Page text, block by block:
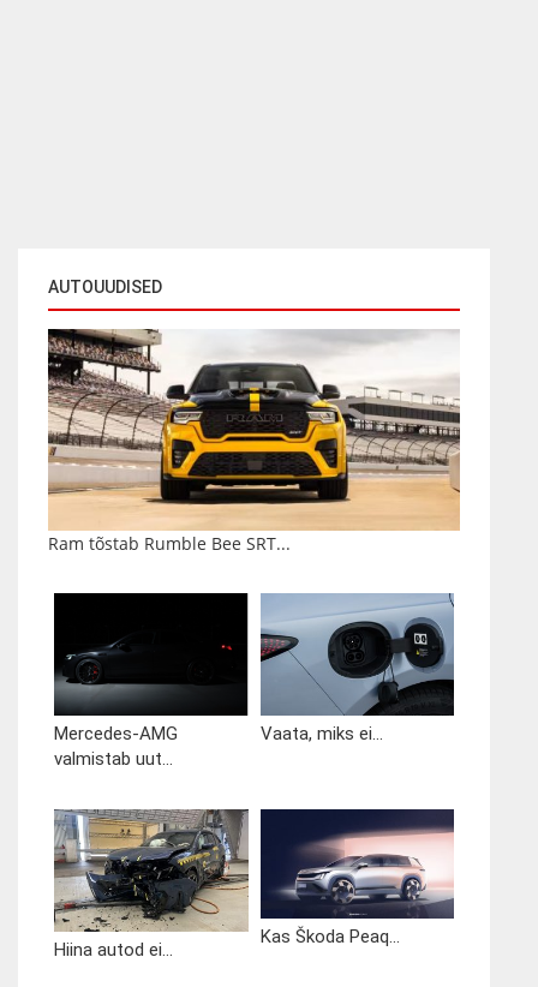
AUTOUUDISED
Ram tõstab Rumble Bee SRT...
Mercedes-AMG
valmistab uut...
Vaata, miks ei...
Hiina autod ei...
Kas Škoda Peaq...